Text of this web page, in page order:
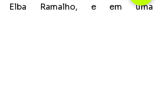
Elba Ramalho, e em uma